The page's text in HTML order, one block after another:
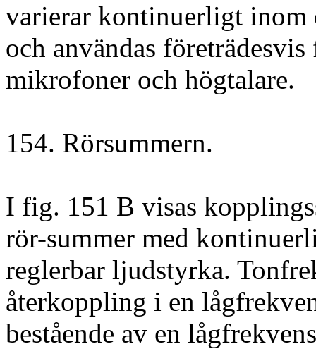
varierar kontinuerligt inom
och användas
mikrofoner och högtalare.
154. Rörsummern.
I fig. 151 B visas
rör-summer med
reglerbar ljudstyrka.
återkoppling i en
bestående av en